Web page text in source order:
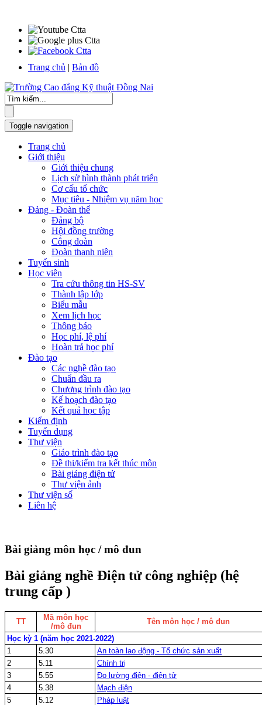
Trang chủ | Bản đồ
Toggle navigation
Trang chủ
Giới thiệu
Giới thiệu chung
Lịch sử hình thành phát triển
Cơ cấu tổ chức
Mục tiêu - Nhiệm vụ năm học
Đảng - Đoàn thể
Đảng bộ
Hội đồng trường
Công đoàn
Đoàn thanh niên
Tuyển sinh
Học viên
Tra cứu thông tin HS-SV
Thành lập lớp
Biểu mẫu
Xem lịch học
Thông báo
Học phí, lệ phí
Hoàn trả học phí
Đào tạo
Các nghề đào tạo
Chuẩn đầu ra
Chương trình đào tạo
Kế hoạch đào tạo
Kết quả học tập
Kiểm định
Tuyển dụng
Thư viện
Giáo trình đào tạo
Đề thi/kiểm tra kết thúc môn
Bài giảng điện tử
Thư viện ảnh
Thư viện số
Liên hệ
Bài giảng môn học / mô đun
Bài giảng nghề Điện tử công nghiệp (hệ
trung cấp )
TT
Mã môn học
/mô đun
Tên môn học / mô đun
Học kỳ 1 (năm học 2021-2022)
1
5.30
An toàn lao động - Tổ chức sản xuất
2
5.11
Chính trị
3
5.55
Đo lường điện - điện tử
4
5.38
Mạch điện
5
5.12
Pháp luật